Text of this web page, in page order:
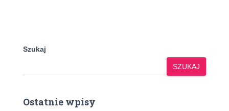
Szukaj
SZUKAJ
Ostatnie wpisy